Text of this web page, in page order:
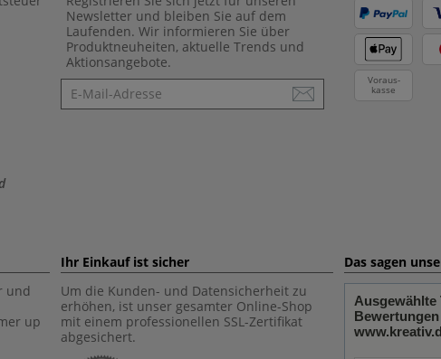
Newsletter und bleiben Sie auf dem
Laufenden. Wir informieren Sie über
Produktneuheiten, aktuelle Trends und
Aktionsangebote.
Newsletter
Voraus-
kasse
und
up
Ihr Einkauf ist sicher
Um die Kunden- und Datensicherheit zu
erhöhen, ist unser gesamter Online-Shop
mit einem professionellen SSL-Zertifikat
abgesichert.
Das sagen
Ausgewählte